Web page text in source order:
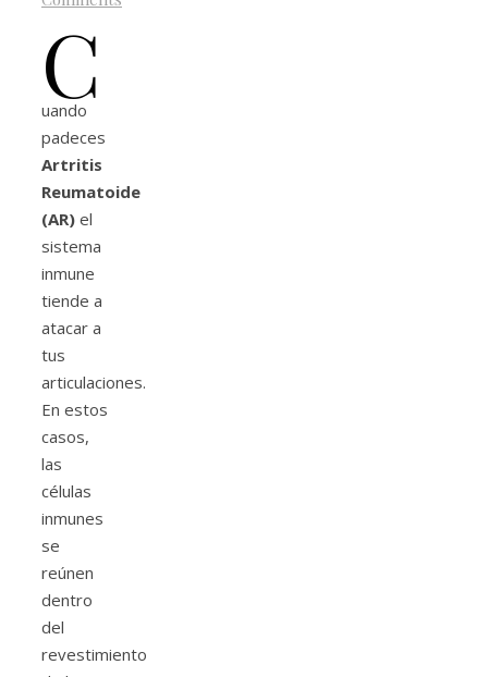
C
uando
padeces
Artritis
Reumatoide
(AR) el
sistema
inmune
tiende a
atacar a
tus
articulaciones.
En estos
casos,
las
células
inmunes
se
reúnen
dentro
del
revestimiento